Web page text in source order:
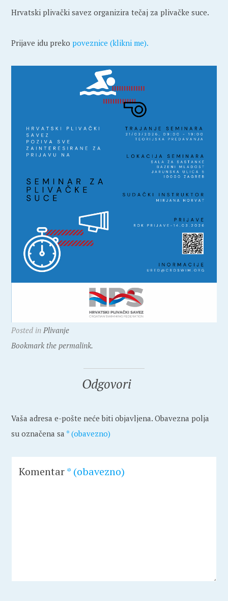
Hrvatski plivački savez organizira tečaj za plivačke suce.
Prijave idu prekopoveznice (klikni me).
Posted inPlivanje
Bookmark the permalink.
Odgovori
Vaša adresa e-pošte neće biti objavljena. Obavezna polja
su označena sa * (obavezno)
Komentar* (obavezno)